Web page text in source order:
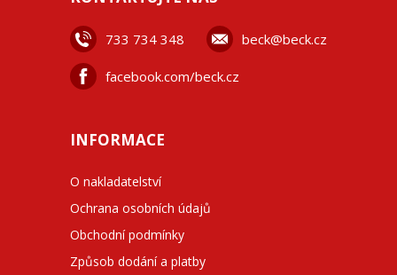
733 734 348 beck@beck.cz
facebook.com/beck.cz
INFORMACE
O nakladatelství
Ochrana osobních údajů
Obchodní podmínky
Způsob dodání a platby